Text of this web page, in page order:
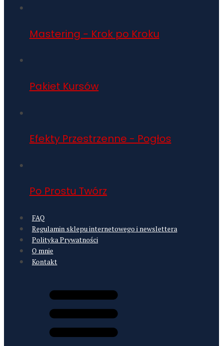
Mastering - Krok po Kroku
Pakiet Kursów
Efekty Przestrzenne - Pogłos
Po Prostu Twórz
FAQ
Regulamin sklepu internetowego i newslettera
Polityka Prywatności
O mnie
Kontakt